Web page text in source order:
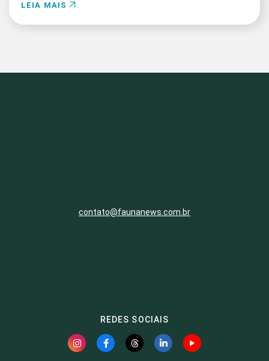
LEIA MAIS
contato@faunanews.com.br
REDES SOCIAIS